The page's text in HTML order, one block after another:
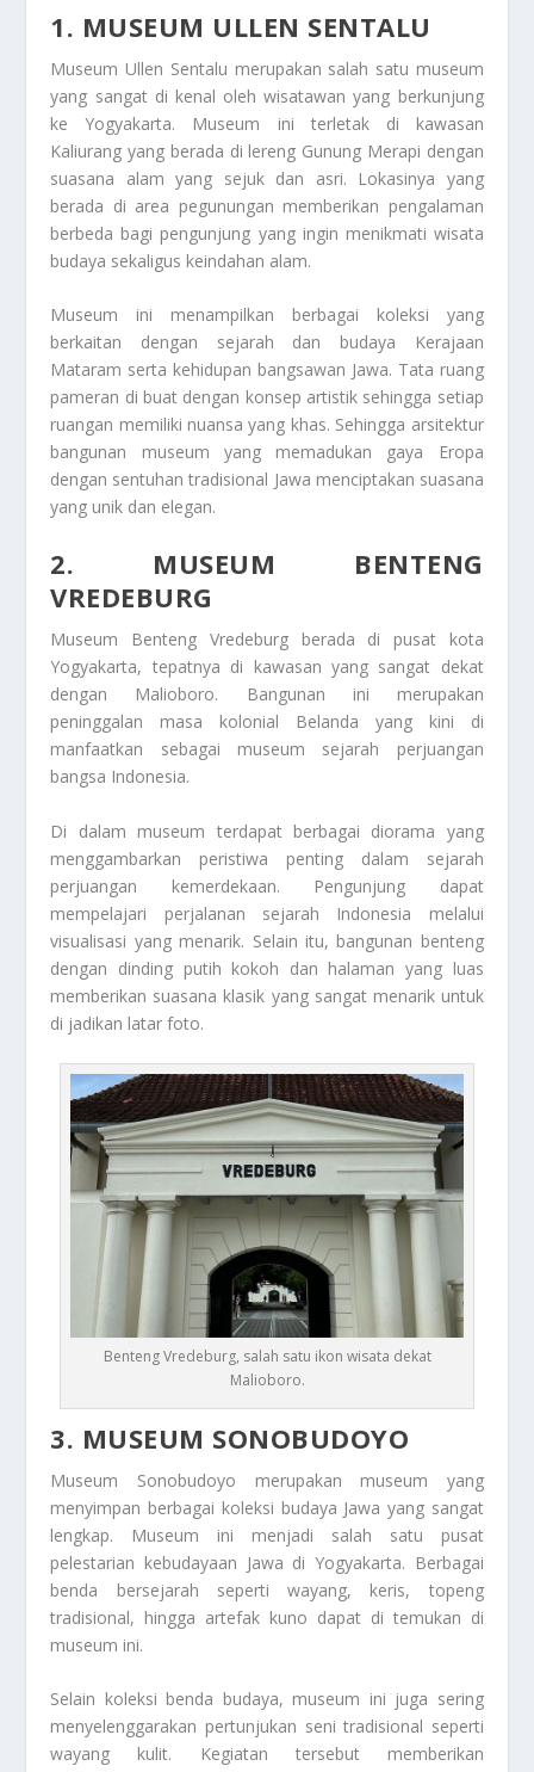
1. MUSEUM ULLEN SENTALU
Museum Ullen Sentalu merupakan salah satu museum
yang sangat di kenal oleh wisatawan yang berkunjung
ke Yogyakarta. Museum ini terletak di kawasan
Kaliurang yang berada di lereng Gunung Merapi dengan
suasana alam yang sejuk dan asri. Lokasinya yang
berada di area pegunungan memberikan pengalaman
berbeda bagi pengunjung yang ingin menikmati wisata
budaya sekaligus keindahan alam.
Museum ini menampilkan berbagai koleksi yang
berkaitan dengan sejarah dan budaya Kerajaan
Mataram serta kehidupan bangsawan Jawa. Tata ruang
pameran di buat dengan konsep artistik sehingga setiap
ruangan memiliki nuansa yang khas. Sehingga arsitektur
bangunan museum yang memadukan gaya Eropa
dengan sentuhan tradisional Jawa menciptakan suasana
yang unik dan elegan.
2. MUSEUM BENTENG
VREDEBURG
Museum Benteng Vredeburg berada di pusat kota
Yogyakarta, tepatnya di kawasan yang sangat dekat
dengan Malioboro. Bangunan ini merupakan
peninggalan masa kolonial Belanda yang kini di
manfaatkan sebagai museum sejarah perjuangan
bangsa Indonesia.
Di dalam museum terdapat berbagai diorama yang
menggambarkan peristiwa penting dalam sejarah
perjuangan kemerdekaan. Pengunjung dapat
mempelajari perjalanan sejarah Indonesia melalui
visualisasi yang menarik. Selain itu, bangunan benteng
dengan dinding putih kokoh dan halaman yang luas
memberikan suasana klasik yang sangat menarik untuk
di jadikan latar foto.
Benteng Vredeburg, salah satu ikon wisata dekat
Malioboro.
3. MUSEUM SONOBUDOYO
Museum Sonobudoyo merupakan museum yang
menyimpan berbagai koleksi budaya Jawa yang sangat
lengkap. Museum ini menjadi salah satu pusat
pelestarian kebudayaan Jawa di Yogyakarta. Berbagai
benda bersejarah seperti wayang, keris, topeng
tradisional, hingga artefak kuno dapat di temukan di
museum ini.
Selain koleksi benda budaya, museum ini juga sering
menyelenggarakan pertunjukan seni tradisional seperti
wayang kulit. Kegiatan tersebut memberikan